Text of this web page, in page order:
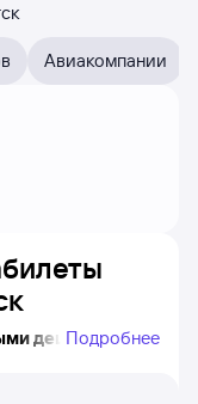
Авиакомпании
дешёвыми
Подробнее